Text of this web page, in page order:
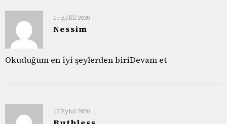
17 Eylül 2020
Nessim
Okuduğum en iyi şeylerden biriDevam et
17 Eylül 2020